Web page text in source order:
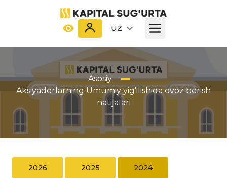
UZ
Asosiy
Aksiyadorlarning Umumiy yig'ilishida ovoz berish
natijalari
2026 2025 2024